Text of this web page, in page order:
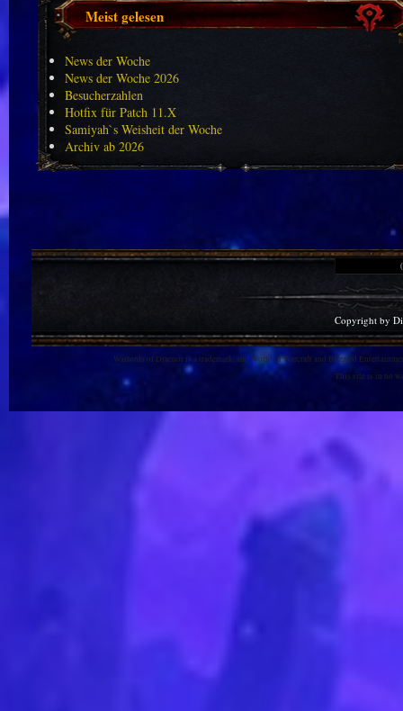
Meist gelesen
News der Woche
News der Woche 2026
Besucherzahlen
Hotfix für Patch 11.X
Samiyah`s Weisheit der Woche
Archiv ab 2026
Copyright by
Warlords of Draenor is a trademark, and World of Warcraft and Blizzard
This site is in no